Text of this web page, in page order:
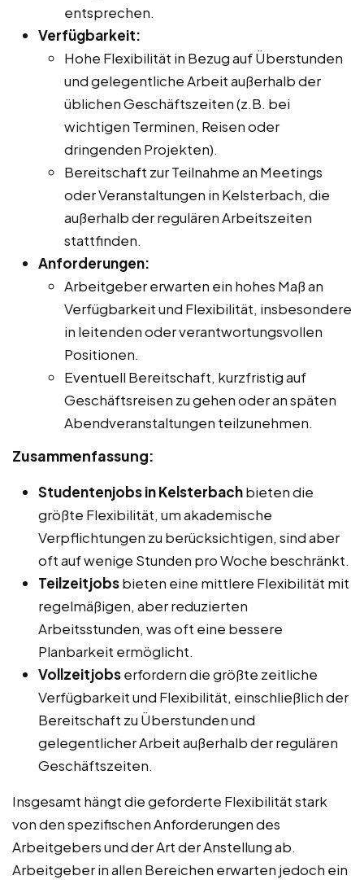
entsprechen.
Verfügbarkeit:
Hohe Flexibilität in Bezug auf Überstunden
und gelegentliche Arbeit außerhalb der
üblichen Geschäftszeiten (z.B. bei
wichtigen Terminen, Reisen oder
dringenden Projekten).
Bereitschaft zur Teilnahme an Meetings
oder Veranstaltungen in Kelsterbach, die
außerhalb der regulären Arbeitszeiten
stattfinden.
Anforderungen:
Arbeitgeber erwarten ein hohes Maß an
Verfügbarkeit und Flexibilität, insbesondere
in leitenden oder verantwortungsvollen
Positionen.
Eventuell Bereitschaft, kurzfristig auf
Geschäftsreisen zu gehen oder an späten
Abendveranstaltungen teilzunehmen.
Zusammenfassung:
Studentenjobs in Kelsterbachbieten die
größte Flexibilität, um akademische
Verpflichtungen zu berücksichtigen, sind aber
oft auf wenige Stunden pro Woche beschränkt.
Teilzeitjobsbieten eine mittlere Flexibilität mit
regelmäßigen, aber reduzierten
Arbeitsstunden, was oft eine bessere
Planbarkeit ermöglicht.
Vollzeitjobserfordern die größte zeitliche
Verfügbarkeit und Flexibilität, einschließlich der
Bereitschaft zu Überstunden und
gelegentlicher Arbeit außerhalb der regulären
Geschäftszeiten.
Insgesamt hängt die geforderte Flexibilität stark
von den spezifischen Anforderungen des
Arbeitgebers und der Art der Anstellung ab.
Arbeitgeber in allen Bereichen erwarten jedoch ein